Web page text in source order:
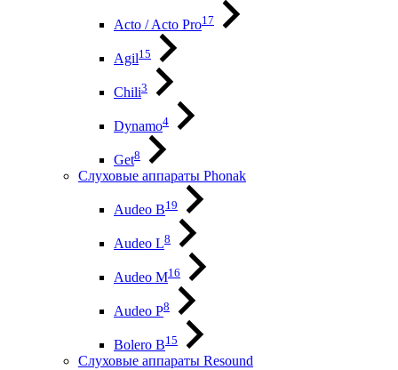
Acto / Acto Pro17
Agil15
Chili3
Dynamo4
Get8
Слуховые аппараты Phonak
Audeo B19
Audeo L8
Audeo М16
Audeo P8
Bolero B15
Слуховые аппараты Resound